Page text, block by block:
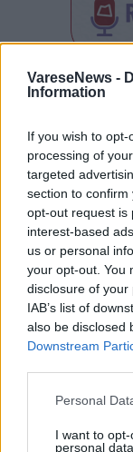
VareseNews -
Information
If you wish to
processing of
targeted
section to
opt-out request is
interest-based
us or personal
your opt-out. You
disclosure of
IAB’s list of
also be disclosed
Downstream
Personal
I want to
personal data.
PIÙ INFORMAZIONI
consiglio
elezioni
ilaria pagani